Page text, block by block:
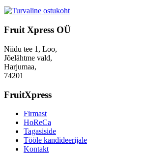
Fruit Xpress OÜ
Niidu tee 1, Loo,
Jõelähtme vald,
Harjumaa,
74201
FruitXpress
Firmast
HoReCa
Tagasiside
Tööle kandideerijale
Kontakt